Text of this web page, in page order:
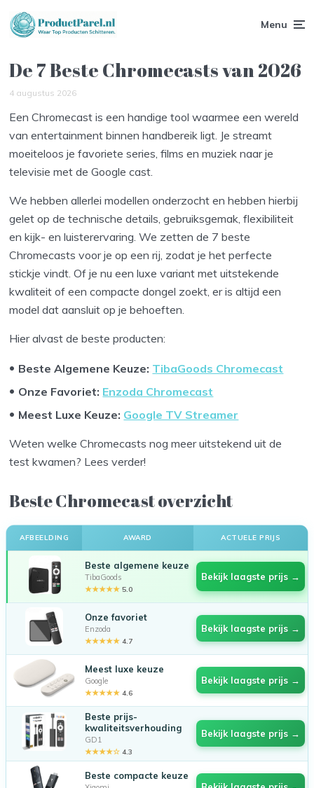
Menu
De 7 Beste Chromecasts van 2026
4 augustus 2026
Een Chromecast is een handige tool waarmee een wereld
van entertainment binnen handbereik ligt. Je streamt
moeiteloos je favoriete series, films en muziek naar je
televisie met de Google cast.
We hebben allerlei modellen onderzocht en hebben hierbij
gelet op de technische details, gebruiksgemak, flexibiliteit
en kijk- en luisterervaring. We zetten de 7 beste
Chromecasts voor je op een rij, zodat je het perfecte
stickje vindt. Of je nu een luxe variant met uitstekende
kwaliteit of een compacte dongel zoekt, er is altijd een
model dat aansluit op je behoeften.
Hier alvast de beste producten:
Beste Algemene Keuze: TibaGoods Chromecast
Onze Favoriet: Enzoda Chromecast
Meest Luxe Keuze: Google TV Streamer
Weten welke Chromecasts nog meer uitstekend uit de
test kwamen? Lees verder!
Beste Chromecast overzicht
AFBEELDING AWARD ACTUELE PRIJS
Beste algemene keuze
TibaGoods
★★★★★ 5.0
Bekijk laagste prijs →
Onze favoriet
Enzoda
★★★★★ 4.7
Bekijk laagste prijs →
Meest luxe keuze
Google
★★★★★ 4.6
Bekijk laagste prijs →
Beste prijs-
kwaliteitsverhouding
GD1
★★★★☆ 4.3
Bekijk laagste prijs →
Beste compacte keuze